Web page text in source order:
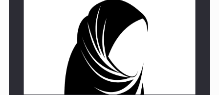
**الحصن الحصين من وساوس المعارضين ...**...